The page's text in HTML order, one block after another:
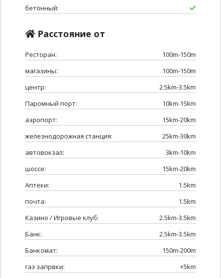
бетонный:
Расстояние от
Ресторан:
100m-150m
магазины:
100m-150m
центр:
2.5km-3.5km
Паромный порт:
10km-15km
аэропорт:
15km-20km
железнодорожная станция:
25km-30km
автовокзал:
3km-10km
шоссе:
15km-20km
Аптеки:
1.5km
почта:
1.5km
Казино / Игровые клуб:
2.5km-3.5km
Банк:
2.5km-3.5km
Банкомат:
150m-200m
газ запрвки:
+5km